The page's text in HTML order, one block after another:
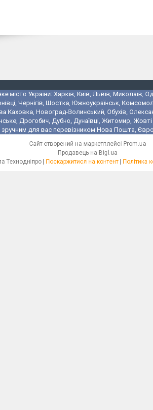
місто України: Харків, Київ, Львів,
Чернігів, Шостка, Южноукраїнськ,
Новоград-Волинський, Обухів,
Дрогобич, Дубно, Дунаївці, Житомир, Жовті
для вас перевізником Нова Пошта,
Сайт створений на маркетплейсі Prom.ua
Продавець на Bigl.ua
Поскаржитися на контент Політика